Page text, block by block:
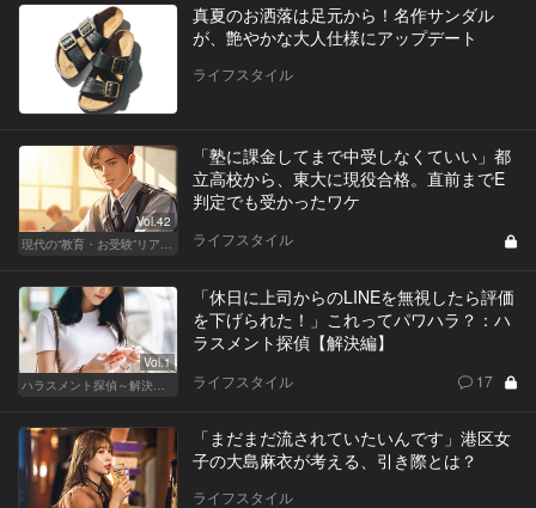
真夏のお洒落は足元から！名作サンダル
が、艶やかな大人仕様にアップデート
ライフスタイル
Vol.42
「塾に課金してまで中受しなくていい」都
立高校から、東大に現役合格。直前までE
判定でも受かったワケ
ライフスタイル
Vol.1
「休日に上司からのLINEを無視したら評価
を下げられた！」これってパワハラ？：ハ
ラスメント探偵【解決編】
ライフスタイル 17
「まだまだ流されていたいんです」港区女
子の大島麻衣が考える、引き際とは？
ライフスタイル